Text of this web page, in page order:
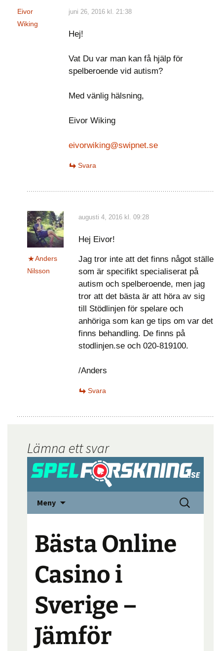
Eivor
Wiking
juni 26, 2016 kl. 21:38
Hej!
Vat Du var man kan få hjälp för
spelberoende vid autism?
Med vänlig hälsning,
Eivor Wiking
eivorwiking@swipnet.se
Svara
Anders
Nilsson
augusti 4, 2016 kl. 09:28
Hej Eivor!
Jag tror inte att det finns något ställe
som är specifikt specialiserat på
autism och spelberoende, men jag
tror att det bästa är att höra av sig
till Stödlinjen för spelare och
anhöriga som kan ge tips om var det
finns behandling. De finns på
stodlinjen.se och 020-819100.
/Anders
Svara
Lämna ett svar